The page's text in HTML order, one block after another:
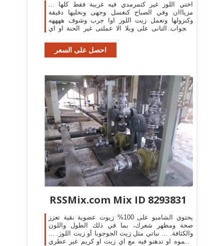
اختي اللوز غير كتمرمدي فيه غريبة فقط كلها ...
مزيااان وفي الصباح كنغسل وجهى ونحليها دقيقة
وكنزولها ونعمل زيت اللوز اوا جرب وشوف ههههه
والجواب التانى على ويلا الا عملتى غير الحنة او اي
احصل على السعر
RSSMix.com Mix ID 8293831
يحتوي الشامبو على 100% زيوت عضوية نقية تعزز
صحة ومظهر شعرك، بما في ذلك الطول واللون
والكثافة. ... نباتي مثل زيت الجوجوبا أو زيت اللوز. ...
تشموه او تدهنو فيه مع اي زيت او كريم غير عطري